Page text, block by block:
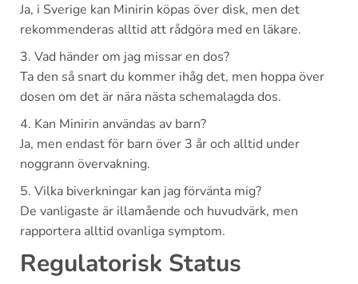
Ja, i Sverige kan Minirin köpas över disk, men det
rekommenderas alltid att rådgöra med en läkare.
3. Vad händer om jag missar en dos?
Ta den så snart du kommer ihåg det, men hoppa över
dosen om det är nära nästa schemalagda dos.
4. Kan Minirin användas av barn?
Ja, men endast för barn över 3 år och alltid under
noggrann övervakning.
5. Vilka biverkningar kan jag förvänta mig?
De vanligaste är illamående och huvudvärk, men
rapportera alltid ovanliga symptom.
Regulatorisk Status